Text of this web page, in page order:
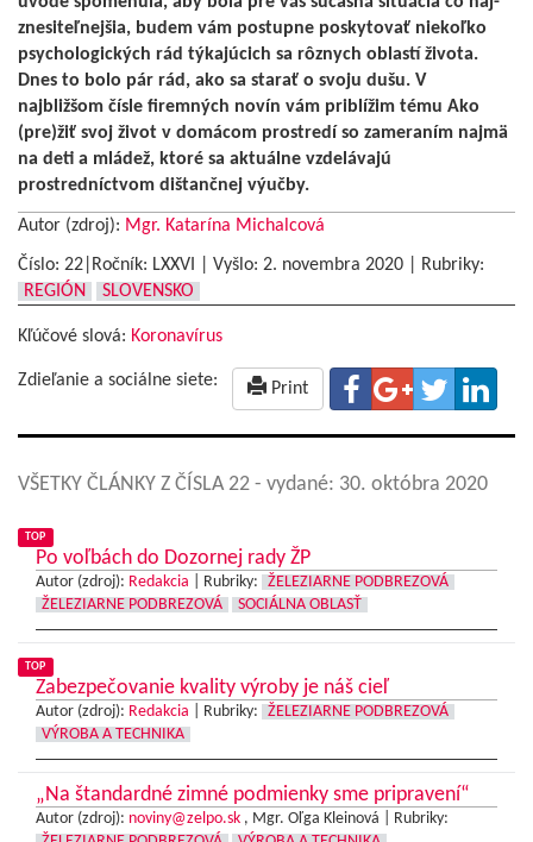
znesiteľnejšia, budem vám postupne poskytovať niekoľko
psychologických rád týkajúcich sa rôznych oblastí života.
Dnes to bolo pár rád, ako sa starať o svoju dušu. V
najbližšom čísle firemných novín vám priblížim tému Ako
(pre)žiť svoj život v domácom prostredí so zameraním najmä
na deti a mládež, ktoré sa aktuálne vzdelávajú
prostredníctvom dištančnej výučby.
Autor (zdroj): Mgr. Katarína Michalcová
Číslo: 22|Ročník: LXXVI | Vyšlo: 2. novembra 2020
Rubriky:
REGIÓN
SLOVENSKO
Kľúčové slová: Koronavírus
Zdieľanie a sociálne siete: Print
VŠETKY ČLÁNKY Z ČÍSLA 22 - vydané: 30. októbra 2020
TOP
Po voľbách do Dozornej rady ŽP
Autor (zdroj): Redakcia Rubriky:
ŽELEZIARNE PODBREZOVÁ
ŽELEZIARNE PODBREZOVÁ
SOCIÁLNA OBLASŤ
TOP
Zabezpečovanie kvality výroby je náš cieľ
Autor (zdroj): Redakcia Rubriky:
ŽELEZIARNE PODBREZOVÁ
VÝROBA A TECHNIKA
„Na štandardné zimné podmienky sme pripravení“
Autor (zdroj): noviny@zelpo.sk , Mgr. Oľga Kleinová |
Rubriky: